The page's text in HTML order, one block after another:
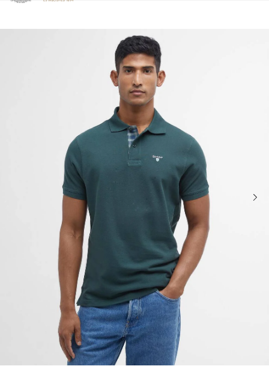
Clicca per visualizzare la nostra Dichiarazione di Accessibilità